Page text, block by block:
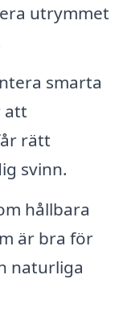
utrymmet
smarta
att
rätt
svinn.
hållbara
är bra för
naturliga